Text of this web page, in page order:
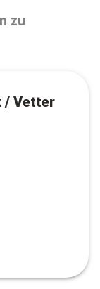
zu
/ Vetter